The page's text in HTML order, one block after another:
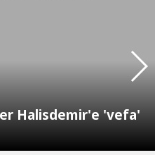
Halisdemir'e 'vefa'